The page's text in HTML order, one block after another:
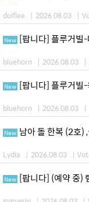
dolflee | 2026.08.03 |
New [팝니다] 플루거빌
bluehorn | 2026.08.03 |
New [팝니다] 플루거빌
bluehorn | 2026.08.03 |
New 남아 돌 한복 (2호)
Lydia | 2026.08.03 |
New [팝니다] (예약 중)